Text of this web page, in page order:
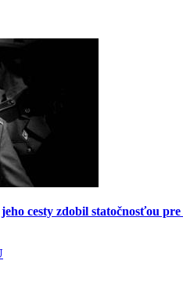
cesty zdobil statočnosťou